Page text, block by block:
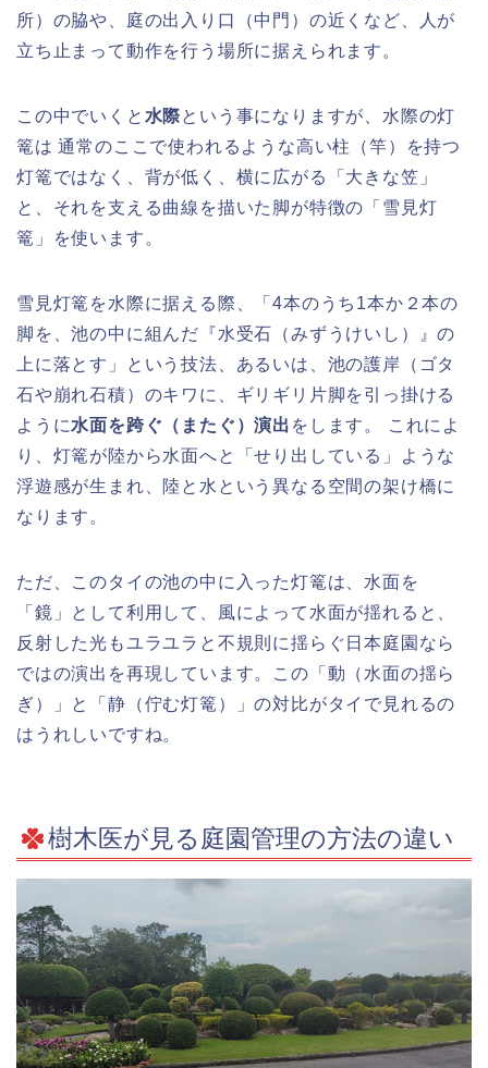
所）の脇や、庭の出入り口（中門）の近くなど、人が
立ち止まって動作を行う場所に据えられます。
この中でいくと 水際という事になりますが、水際の灯
篭は 通常のここで使われるような高い柱（竿）を持つ
灯篭ではなく、背が低く、横に広がる「大きな笠」
と、それを支える曲線を描いた脚が特徴の「雪見灯
篭」を使います。
雪見灯篭を水際に据える際、「4本のうち1本か２本の
脚を、池の中に組んだ『水受石（みずうけいし）』の
上に落とす」という技法、あるいは、池の護岸（ゴタ
石や崩れ石積）のキワに、ギリギリ片脚を引っ掛ける
ように水面を跨ぐ（またぐ）演出 をします。 これによ
り、灯篭が陸から水面へと「せり出している」ような
浮遊感が生まれ、陸と水という異なる空間の架け橋に
なります。
ただ、このタイの池の中に入った灯篭は、水面を
「鏡」として利用して、風によって水面が揺れると、
反射した光もユラユラと不規則に揺らぐ日本庭園なら
ではの演出を再現しています。この「動（水面の揺ら
ぎ）」と「静（佇む灯篭）」の対比がタイで見れるの
はうれしいですね。
樹木医が見る庭園管理の方法の違い